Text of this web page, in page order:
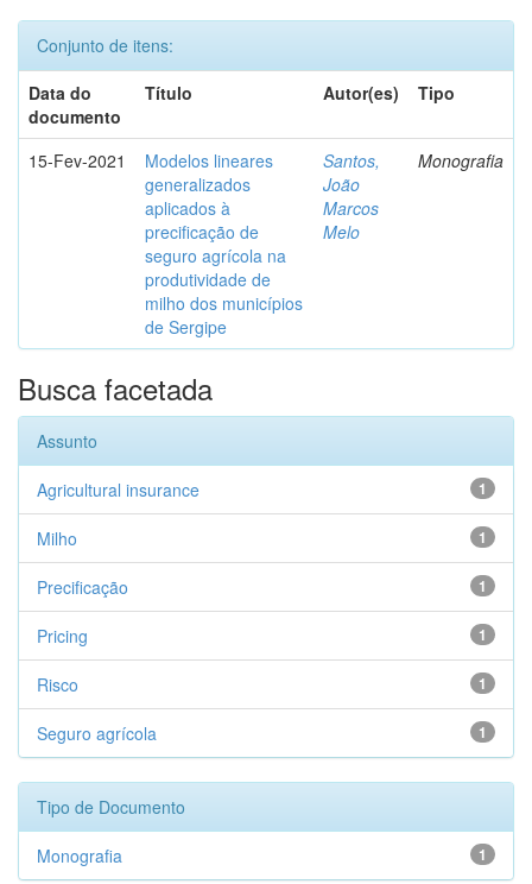
Conjunto de itens:
Data do
documento
Título Autor(es) Tipo
15-Fev-2021
Modelos lineares
generalizados
aplicados à
precificação de
seguro agrícola na
produtividade de
milho dos municípios
de Sergipe
Santos,
João
Marcos
Melo
Monografia
Busca facetada
Assunto
1
Agricultural insurance
1
Milho
1
Precificação
1
Pricing
1
Risco
1
Seguro agrícola
Tipo de Documento
1
Monografia